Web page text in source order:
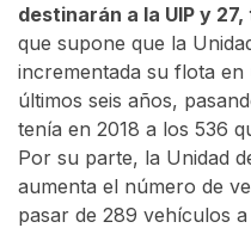
destinarán a la UIP y
que supone que la
incrementada su flota en
últimos seis años,
tenía en 2018 a los 536
Por su parte, la Unidad
aumenta el número de
pasar de 289 vehículos